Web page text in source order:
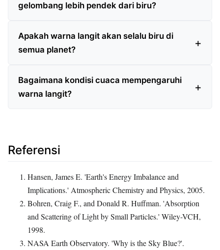
gelombang lebih pendek dari biru?
Apakah warna langit akan selalu biru di
semua planet?
Bagaimana kondisi cuaca mempengaruhi
warna langit?
Referensi
Hansen, James E. 'Earth's Energy Imbalance and
Implications.' Atmospheric Chemistry and Physics, 2005.
Bohren, Craig F., and Donald R. Huffman. 'Absorption
and Scattering of Light by Small Particles.' Wiley-VCH,
1998.
NASA Earth Observatory. 'Why is the Sky Blue?'.